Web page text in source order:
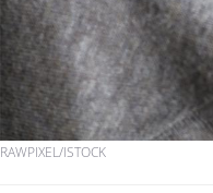
RAWPIXEL/ISTOCK